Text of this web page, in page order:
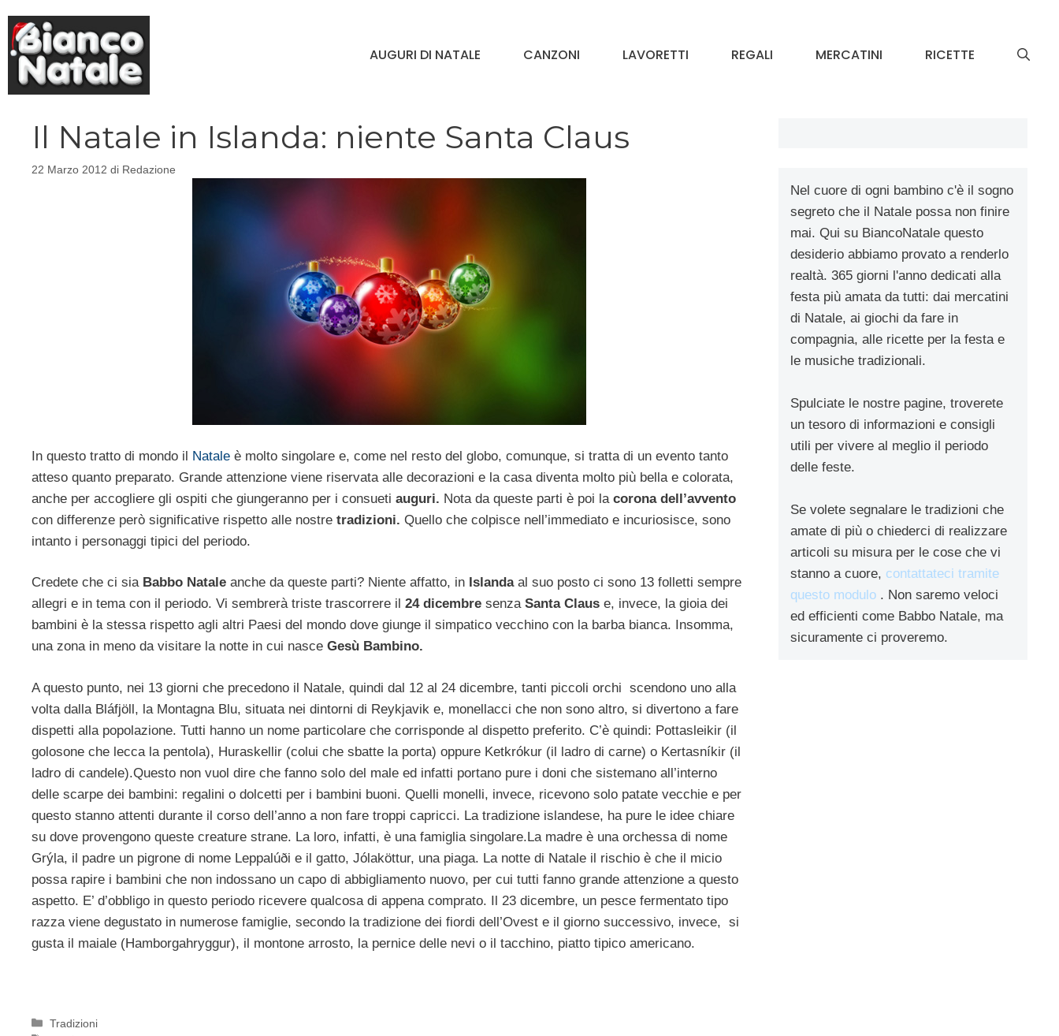
contenuto
AUGURI DI NATALE CANZONI LAVORETTI REGALI MERCATINI RICETTE
Il Natale in Islanda: niente Santa Claus
22 Marzo 2012 di Redazione
In questo tratto di mondo il Natale è molto singolare e, come nel resto del globo, comunque, si tratta di un evento tanto
atteso quanto preparato. Grande attenzione viene riservata alle decorazioni e la casa diventa molto più bella e colorata,
anche per accogliere gli ospiti che giungeranno per i consueti auguri. Nota da queste parti è poi la corona dell’avvento
con differenze però significative rispetto alle nostre tradizioni. Quello che colpisce nell’immediato e incuriosisce, sono
intanto i personaggi tipici del periodo.
Credete che ci sia Babbo Natale anche da queste parti? Niente affatto, in Islandaal suo posto ci sono 13 folletti sempre
allegri e in tema con il periodo. Vi sembrerà triste trascorrere il 24 dicembre senza Santa Claus e, invece, la gioia dei
bambini è la stessa rispetto agli altri Paesi del mondo dove giunge il simpatico vecchino con la barba bianca. Insomma,
una zona in meno da visitare la notte in cui nasce Gesù Bambino.
A questo punto, nei 13 giorni che precedono il Natale, quindi dal 12 al 24 dicembre, tanti piccoli orchi scendono uno alla
volta dalla Bláfjöll, la Montagna Blu, situata nei dintorni di Reykjavik e, monellacci che non sono altro, si divertono a fare
dispetti alla popolazione. Tutti hanno un nome particolare che corrisponde al dispetto preferito. C’è quindi: Pottasleikir (il
golosone che lecca la pentola), Huraskellir (colui che sbatte la porta) oppure Ketkrókur (il ladro di carne) o Kertasníkir (il
ladro di candele).Questo non vuol dire che fanno solo del male ed infatti portano pure i doni che sistemano all’interno
delle scarpe dei bambini: regalini o dolcetti per i bambini buoni. Quelli monelli, invece, ricevono solo patate vecchie e per
questo stanno attenti durante il corso dell’anno a non fare troppi capricci. La tradizione islandese, ha pure le idee chiare
su dove provengono queste creature strane. La loro, infatti, è una famiglia singolare.La madre è una orchessa di nome
Grýla, il padre un pigrone di nome Leppalúði e il gatto, Jólaköttur, una piaga. La notte di Natale il rischio è che il micio
possa rapire i bambini che non indossano un capo di abbigliamento nuovo, per cui tutti fanno grande attenzione a questo
aspetto. E’ d’obbligo in questo periodo ricevere qualcosa di appena comprato. Il 23 dicembre, un pesce fermentato tipo
razza viene degustato in numerose famiglie, secondo la tradizione dei fiordi dell’Ovest e il giorno successivo, invece, si
gusta il maiale (Hamborgahryggur), il montone arrosto, la pernice delle nevi o il tacchino, piatto tipico americano.
Categorie
Tradizioni
Nel cuore di ogni bambino c'è il sogno
segreto che il Natale possa non finire
mai. Qui su BiancoNatale questo
desiderio abbiamo provato a renderlo
realtà. 365 giorni l'anno dedicati alla
festa più amata da tutti: dai mercatini
di Natale, ai giochi da fare in
compagnia, alle ricette per la festa e
le musiche tradizionali.
Spulciate le nostre pagine, troverete
un tesoro di informazioni e consigli
utili per vivere al meglio il periodo
delle feste.
Se volete segnalare le tradizioni che
amate di più o chiederci di realizzare
articoli su misura per le cose che vi
stanno a cuore, contattateci tramite
questo modulo . Non saremo veloci
ed efficienti come Babbo Natale, ma
sicuramente ci proveremo.